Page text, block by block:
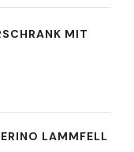
MIT
LAMMFELL